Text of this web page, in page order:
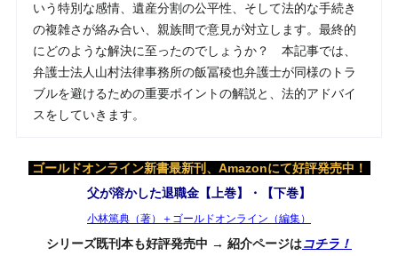
いう特別な感情、遺産分割の公平性、そして法的な手続き
の複雑さが絡み合い、親族間で意見が対立します。最終的
にどのような解決に至ったのでしょうか？ 本記事では、
弁護士法人山村法律事務所の飯冨稜也弁護士が同様のトラ
ブルを避けるための重要ポイントの解説と、法的アドバイ
スをしていきます。
ゴールドオンライン新書最新刊、Amazonにて好評発売中！
父が溶かした退職金【上巻】・【下巻】
小林篤典（著）＋ゴールドオンライン（編集）
シリーズ既刊本も好評発売中 → 紹介ページはコチラ！